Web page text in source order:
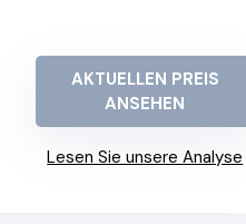
AKTUELLEN PREIS
ANSEHEN
Lesen Sie unsere Analyse